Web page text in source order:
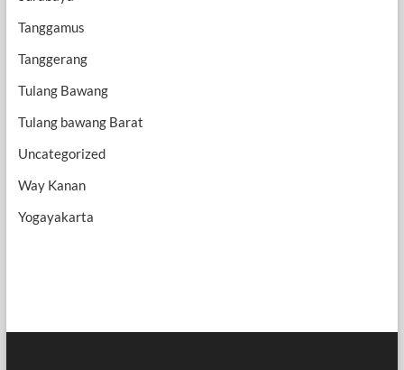
Tanggamus
Tanggerang
Tulang Bawang
Tulang bawang Barat
Uncategorized
Way Kanan
Yogayakarta